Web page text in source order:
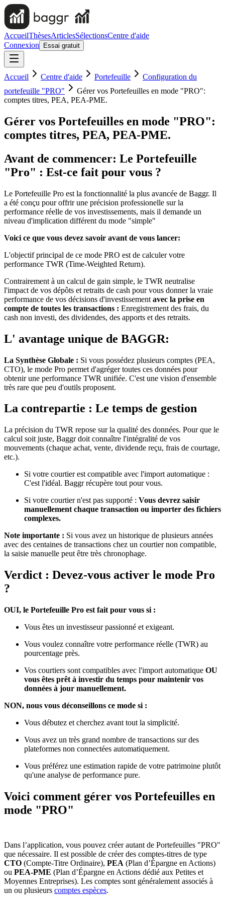
AccueilThèsesArticlesSélectionsCentre d'aide
Connexion
Essai gratuit
Accueil Centre d'aide Portefeuille
Configuration du
portefeuille "PRO"
Gérer vos Portefeuilles en mode "PRO":
comptes titres, PEA, PEA-PME.
Gérer vos Portefeuilles en mode "PRO":
comptes titres, PEA, PEA-PME.
Avant de commencer: Le Portefeuille
"Pro" : Est-ce fait pour vous ?
Le Portefeuille Pro est la fonctionnalité la plus avancée de Baggr. Il
a été conçu pour offrir une précision professionelle sur la
performance réelle de vos investissements, mais il demande un
niveau d'implication différent du mode "simple"
Voici ce que vous devez savoir avant de vous lancer:
L'objectif principal de ce mode PRO est de calculer votre
performance TWR (Time-Weighted Return).
Contrairement à un calcul de gain simple, le TWR neutralise
l'impact de vos dépôts et retraits de cash pour vous donner la vraie
performance de vos décisions d'investissement avec la prise en
compte de toutes les transactions : Enregistrement des frais, du
cash non investi, des dividendes, des apports et des retraits.
L' avantage unique de BAGGR:
La Synthèse Globale : Si vous possédez plusieurs comptes (PEA,
CTO), le mode Pro permet d'agréger toutes ces données pour
obtenir une performance TWR unifiée. C'est une vision d'ensemble
très rare que peu d'outils proposent.
La contrepartie : Le temps de gestion
La précision du TWR repose sur la qualité des données. Pour que le
calcul soit juste, Baggr doit connaître l'intégralité de vos
mouvements (chaque achat, vente, dividende reçu, frais de courtage,
etc.).
Si votre courtier est compatible avec l'import automatique :
C'est l'idéal. Baggr récupère tout pour vous.
Si votre courtier n'est pas supporté : Vous devrez saisir
manuellement chaque transaction ou importer des fichiers
complexes.
Note importante : Si vous avez un historique de plusieurs années
avec des centaines de transactions chez un courtier non compatible,
la saisie manuelle peut être très chronophage.
Verdict : Devez-vous activer le mode Pro
?
OUI, le Portefeuille Pro est fait pour vous si :
Vous êtes un investisseur passionné et exigeant.
Vous voulez connaître votre performance réelle (TWR) au
pourcentage près.
Vos courtiers sont compatibles avec l'import automatique OU
vous êtes prêt à investir du temps pour maintenir vos
données à jour manuellement.
NON, nous vous déconseillons ce mode si :
Vous débutez et cherchez avant tout la simplicité.
Vous avez un très grand nombre de transactions sur des
plateformes non connectées automatiquement.
Vous préférez une estimation rapide de votre patrimoine plutôt
qu'une analyse de performance pure.
Voici comment gérer vos Portefeuilles en
mode "PRO"
Dans l’application, vous pouvez créer autant de Portefeuilles "PRO"
que nécessaire. Il est possible de créer des comptes-titres de type
CTO (Compte-Titre Ordinaire), PEA (Plan d’Épargne en Actions)
ou PEA-PME (Plan d’Épargne en Actions dédié aux Petites et
Moyennes Entreprises). Les comptes sont généralement associés à
un ou plusieurs comptes espèces.